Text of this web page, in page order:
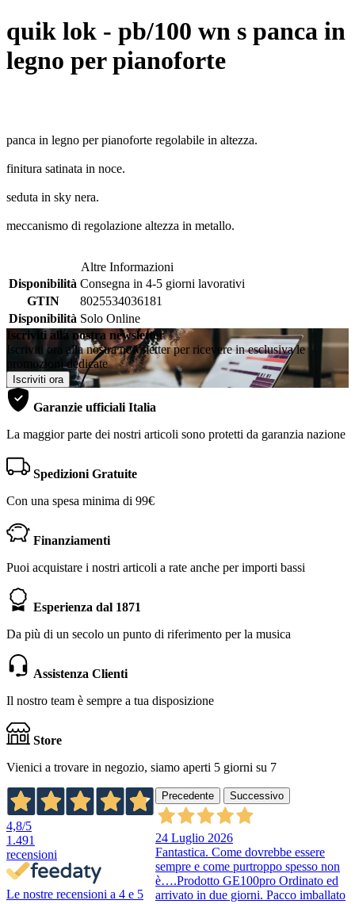
quik lok - pb/100 wn s panca in
legno per pianoforte
panca in legno per pianoforte regolabile in altezza.
finitura satinata in noce.
seduta in sky nera.
meccanismo di regolazione altezza in metallo.
Altre Informazioni
Disponibilità Consegna in 4-5 giorni lavorativi
GTIN
8025534036181
Disponibilità Solo Online
Iscriviti alla nostra newsletter
Iscriviti ora alla nostra newsletter per ricevere in esclusiva le
promozioni dedicate
Iscriviti ora
Garanzie ufficiali Italia
La maggior parte dei nostri articoli sono protetti da garanzia nazione
Spedizioni Gratuite
Con una spesa minima di 99€
Finanziamenti
Puoi acquistare i nostri articoli a rate anche per importi bassi
Esperienza dal 1871
Da più di un secolo un punto di riferimento per la musica
Assistenza Clienti
Il nostro team è sempre a tua disposizione
Store
Vienici a trovare in negozio, siamo aperti 5 giorni su 7
4,8/5
1.491
recensioni
Le nostre recensioni a 4 e 5
Precedente Successivo
24 Luglio 2026
Fantastica. Come dovrebbe essere
sempre e come purtroppo spesso non
è….Prodotto GE100pro Ordinato ed
arrivato in due giorni. Pacco imballato